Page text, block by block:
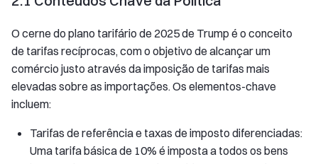
O cerne do plano tarifário de 2025 de Trump é o conceito
de tarifas recíprocas, com o objetivo de alcançar um
comércio justo através da imposição de tarifas mais
elevadas sobre as importações. Os elementos-chave
incluem:
Tarifas de referência e taxas de imposto diferenciadas:
Uma tarifa básica de 10% é imposta a todos os bens